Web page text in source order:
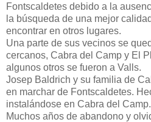
Fontscaldetes debido a la
la búsqueda de una mejor
encontrar en otros lugares.
Una parte de sus vecinos se
cercanos, Cabra del Camp y El
algunos otros se fueron a Valls.
Josep Baldrich y su familia de
en marchar de Fontscaldetes.
instalándose en Cabra del Camp.
Muchos años de abandono y